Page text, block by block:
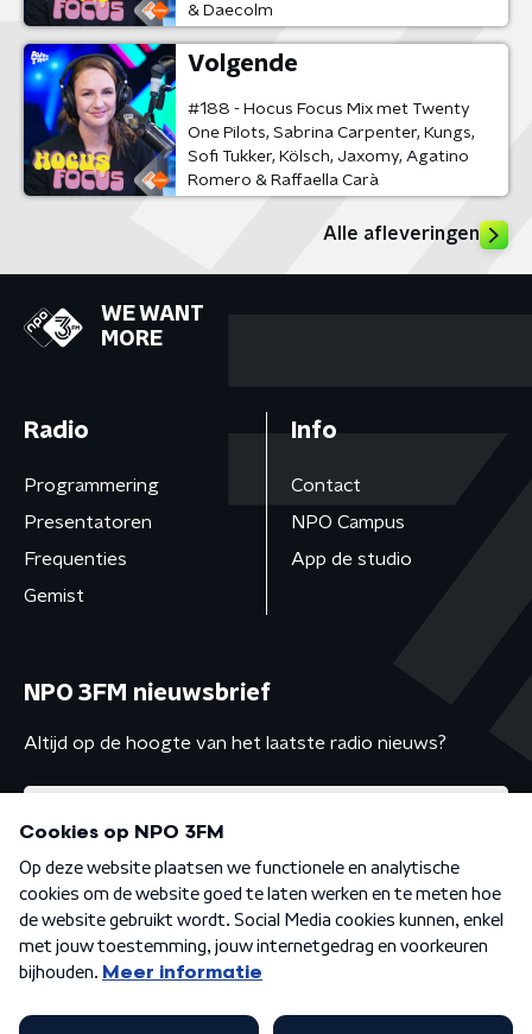
& Daecolm
Volgende
#188 - Hocus Focus Mix met Twenty
One Pilots, Sabrina Carpenter, Kungs,
Sofi Tukker, Kölsch, Jaxomy, Agatino
Romero & Raffaella Carà
Alle afleveringen
WE WANT
MORE
Radio
Programmering
Presentatoren
Frequenties
Gemist
Info
Contact
NPO Campus
App de studio
NPO 3FM nieuwsbrief
Altijd op de hoogte van het laatste radio nieuws?
Algemene voorwaarden Privacybeleid